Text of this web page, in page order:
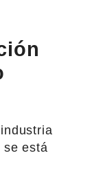
se está